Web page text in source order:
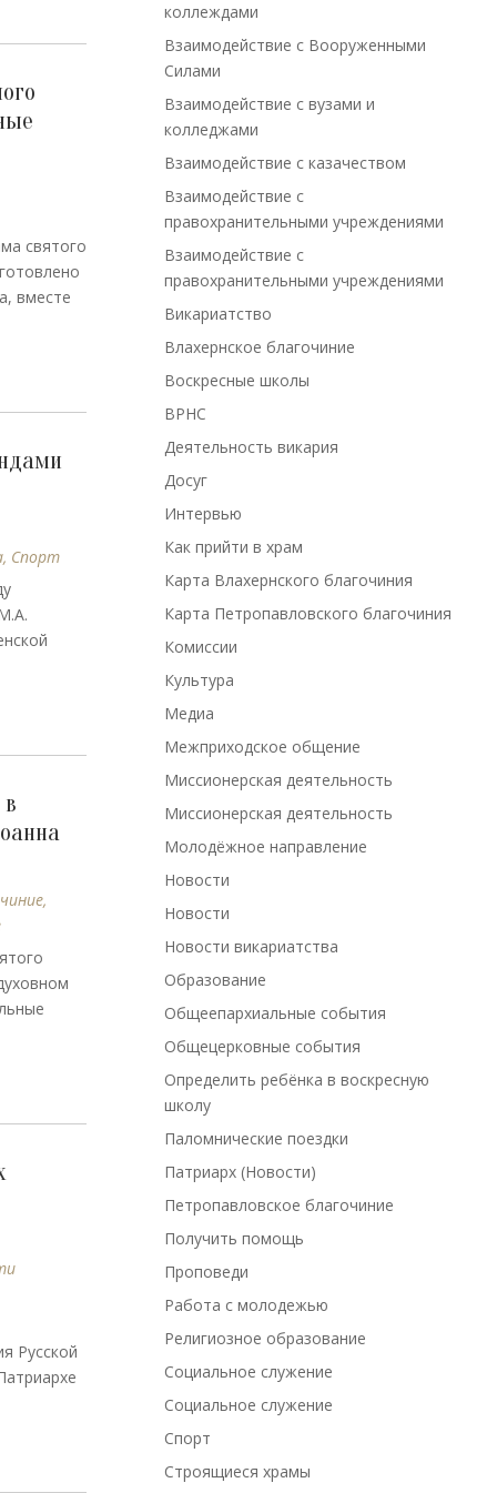
святого
вместе
, Спорт
,
Русской
коллеждами
Взаимодействие с Вооруженными
Силами
Взаимодействие с вузами и
колледжами
Взаимодействие с казачеством
Взаимодействие с
правохранительными учреждениями
Взаимодействие с
правохранительными учреждениями
Викариатство
Влахернское благочиние
Воскресные школы
ВРНС
Деятельность викария
Досуг
Интервью
Как прийти в храм
Карта Влахернского благочиния
Карта Петропавловского благочиния
Комиссии
Культура
Медиа
Межприходское общение
Миссионерская деятельность
Миссионерская деятельность
Молодёжное направление
Новости
Новости
Новости викариатства
Образование
Общеепархиальные события
Общецерковные события
Определить ребёнка в воскресную
школу
Паломнические поездки
Патриарх (Новости)
Петропавловское благочиние
Получить помощь
Проповеди
Работа с молодежью
Религиозное образование
Социальное служение
Социальное служение
Спорт
Строящиеся храмы